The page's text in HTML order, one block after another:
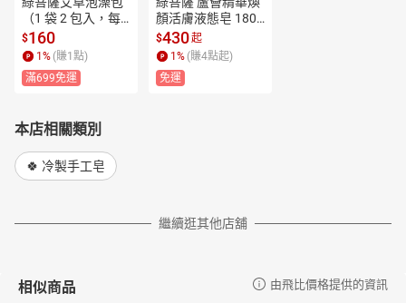
（1 袋 2 包入，每
包 40 克）泡澡、泡
腳皆宜
$160
1 % (賺1 點)
滿699免運
顏活膚液態皂 180
ml
$430起
1 % (賺4點起)
免運
本店相關類別
🍀 冷製手工皂
繼續逛其他店舖
相似商品 由飛比價格提供的資訊